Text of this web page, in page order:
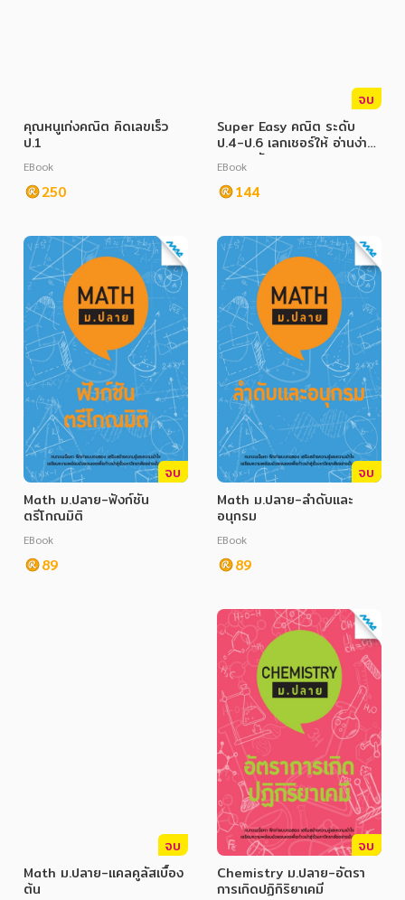
คุณหนูเก่งคณิต คิดเลขเร็ว
ป.1
EBook
250
จบ
Super Easy คณิต ระดับ
ป.4-ป.6 เลกเชอร์ให้ อ่านง่าย
สุดๆ ฉบับพกพา
EBook
144
จบ
Math ม.ปลาย-ฟังก์ชัน
ตรีโกณมิติ
EBook
89
จบ
Math ม.ปลาย-ลำดับและ
อนุกรม
EBook
89
จบ
Math ม.ปลาย-แคลคูลัสเบื้อง
ต้น
จบ
Chemistry ม.ปลาย-อัตรา
การเกิดปฏิกิริยาเคมี